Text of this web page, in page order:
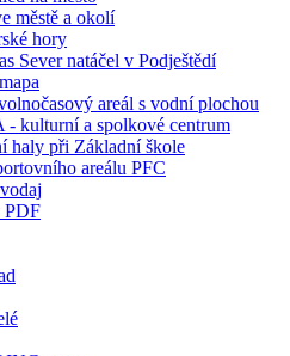
městě a okolí
hory
Sever natáčel v Podještědí
areál s vodní plochou
kulturní a spolkové centrum
haly při Základní škole
areálu PFC
PDF